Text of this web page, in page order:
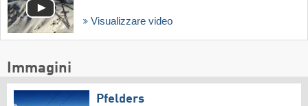
Visualizzare video
Immagini
Pfelders